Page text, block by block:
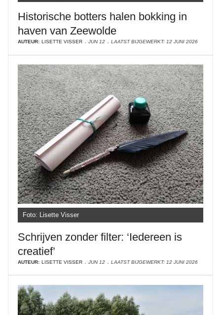
Historische botters halen bokking in
haven van Zeewolde
AUTEUR: LISETTE VISSER JUN 12 LAATST BIJGEWERKT: 12 JUNI 2026
Foto: Lisette Visser
Schrijven zonder filter: ‘Iedereen is
creatief’
AUTEUR: LISETTE VISSER JUN 12 LAATST BIJGEWERKT: 12 JUNI 2026